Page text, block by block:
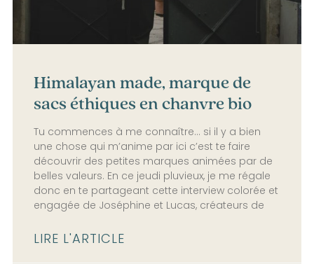
Himalayan made, marque de
sacs éthiques en chanvre bio
Tu commences à me connaître… si il y a bien
une chose qui m’anime par ici c’est te faire
découvrir des petites marques animées par de
belles valeurs. En ce jeudi pluvieux, je me régale
donc en te partageant cette interview colorée et
engagée de Joséphine et Lucas, créateurs de
LIRE L'ARTICLE